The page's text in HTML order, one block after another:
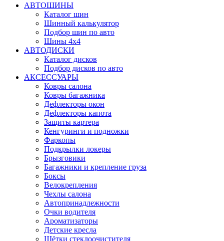
АВТОШИНЫ
Каталог шин
Шинный калькулятор
Подбор шин по авто
Шины 4x4
АВТОДИСКИ
Каталог дисков
Подбор дисков по авто
АКСЕССУАРЫ
Ковры салона
Ковры багажника
Дефлекторы окон
Дефлекторы капота
Защиты картера
Кенгуринги и подножки
Фаркопы
Подкрылки локеры
Брызговики
Багажники и крепление груза
Боксы
Велокрепления
Чехлы салона
Автопринадлежности
Очки водителя
Ароматизаторы
Детские кресла
Щётки стеклоочистителя